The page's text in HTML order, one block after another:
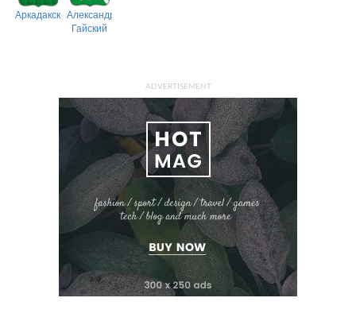
АркадакскийАлександрово-
Гайский
ADVERTISEMENT